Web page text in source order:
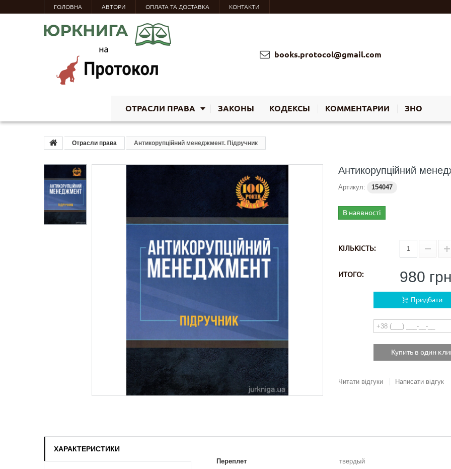
ГОЛОВНА АВТОРИ ОПЛАТА ТА ДОСТАВКА КОНТАКТИ
books.protocol@gmail.com
ОТРАСЛИ ПРАВА ЗАКОНЫ КОДЕКСЫ КОММЕНТАРИИ ЗНО
Отрасли права Антикорупційний менеджмент. Підручник
Антикорупційний
Артикул: 154047
В наявності
КІЛЬКІСТЬ:
ИТОГО: 980
Придбати
Купить в один
Читати відгуки Написати відгук
ХАРАКТЕРИСТИКИ
Переплет твердый